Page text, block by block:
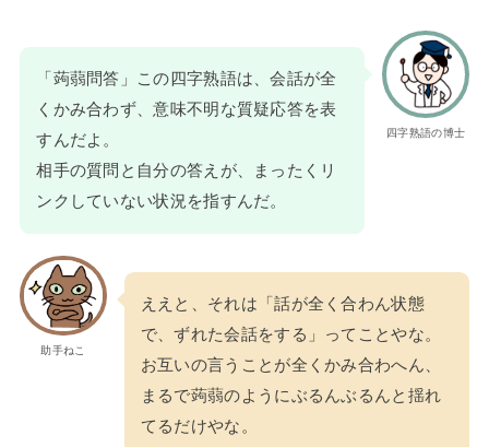
四字熟語の博士
「蒟蒻問答」この四字熟語は、会話が全
くかみ合わず、意味不明な質疑応答を表
すんだよ。
相手の質問と自分の答えが、まったくリ
ンクしていない状況を指すんだ。
助手ねこ
ええと、それは「話が全く合わん状態
で、ずれた会話をする」ってことやな。
お互いの言うことが全くかみ合わへん、
まるで蒟蒻のようにぶるんぶるんと揺れ
てるだけやな。